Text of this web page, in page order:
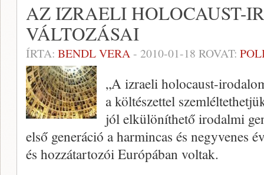
AZ IZRAELI HOLOCAUST-
VÁLTOZÁSAI
ÍRTA: BENDL VERA- 2010-01-18 ROVAT:
„A izraeli holocaust-
a költészettel
jól elkülöníthető irodalmi
első generáció a harmincas és negyvenes
és hozzátartozói Európában voltak.